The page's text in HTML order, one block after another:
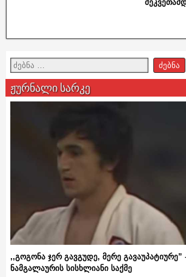
ჟურნალი სარკე
,,გოგონა ჯერ გავგუდე, მერე გავაუპატიურე”
ნამგალაურის სისხლიანი საქმე